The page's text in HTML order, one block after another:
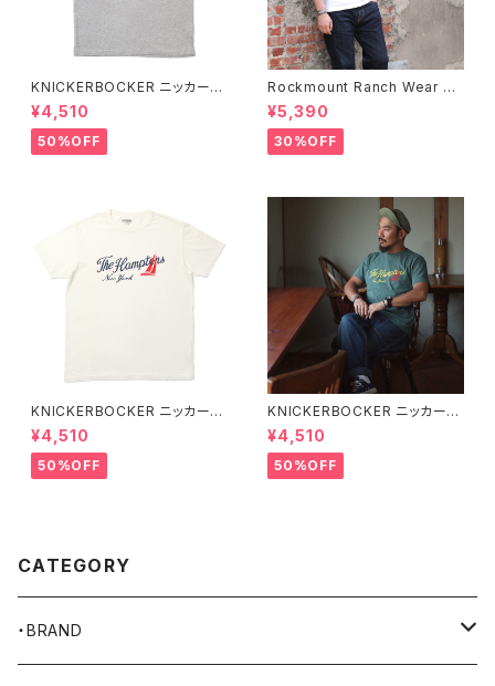
KNICKERBOCKER ニッカーボ
ッカー HEATHER GREY ハン
プトン Tシャツ
¥4,510
50%OFF
Rockmount Ranch Wear ロ
ックマウント ランチウェア Rock
mount Bronc Western T-Sh
irt 半袖Tシャツ 全3色
¥5,390
30%OFF
KNICKERBOCKER ニッカーボ
ッカー MILK ハンプトン Tシャ
ツ
¥4,510
50%OFF
KNICKERBOCKER ニッカーボ
ッカー GREEN ハンプトン Tシ
ャツ
¥4,510
50%OFF
CATEGORY
・BRAND